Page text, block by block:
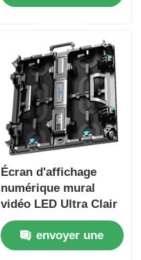
extérieure
Écran d'affichage
numérique mural
vidéo LED Ultra Clair
5000 nits P2.9 P3.9
pour centre
commercial
envoyer une